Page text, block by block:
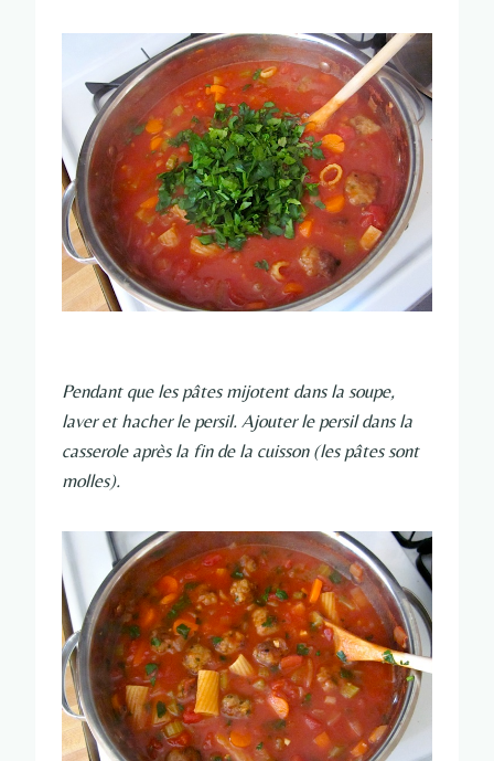
Pendant que les pâtes mijotent dans la soupe,
laver et hacher le persil. Ajouter le persil dans la
casserole après la fin de la cuisson (les pâtes sont
molles).